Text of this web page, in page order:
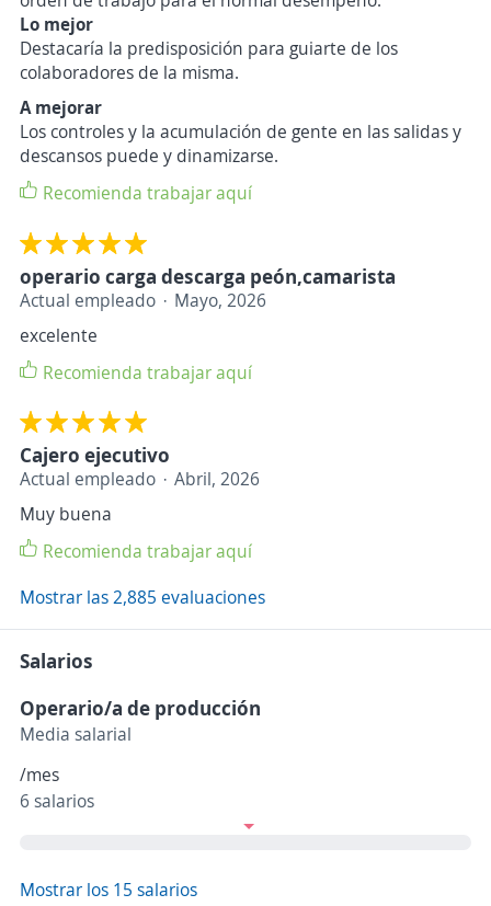
Lo mejor
Destacaría la predisposición para guiarte de los
colaboradores de la misma.
A mejorar
Los controles y la acumulación de gente en las salidas y
descansos puede y dinamizarse.
Recomienda trabajar aquí
operario carga descarga peón,camarista
Actual empleado
Mayo, 2026
excelente
Recomienda trabajar aquí
Cajero ejecutivo
Actual empleado
Abril, 2026
Muy buena
Recomienda trabajar aquí
Mostrar las 2,885 evaluaciones
Salarios
Operario/a de producción
Media salarial
/mes
6 salarios
Mostrar los 15 salarios